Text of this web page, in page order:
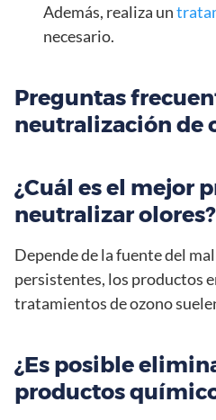
Además, realiza un
necesario.
Preguntas
neutralización de
¿Cuál es el mejor
neutralizar olores?
Depende de la fuente del
persistentes, los productos
tratamientos de ozono
¿Es posible
productos